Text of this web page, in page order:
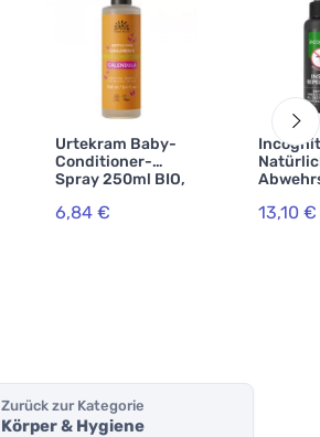
Urtekram Baby-
Conditioner-
Spray 250ml BIO,
6,84 €
gegen
13,10 €
Zurück zur Kategorie
Körper & Hygiene